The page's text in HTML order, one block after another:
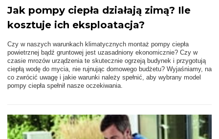
Jak pompy ciepła działają zimą? Ile
kosztuje ich eksploatacja?
Czy w naszych warunkach klimatycznych montaż pompy ciepła
powietrznej bądź gruntowej jest uzasadniony ekonomicznie? Czy w
czasie mrozów urządzenia te skutecznie ogrzeją budynek i przygotują
ciepłą wodę do mycia, nie rujnując domowego budżetu? Wyjaśniamy, na
co zwrócić uwagę i jakie warunki należy spełnić, aby wybrany model
pompy ciepła spełnił nasze oczekiwania.